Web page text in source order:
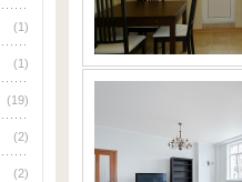
(1)
(1)
(19)
(2)
(2)